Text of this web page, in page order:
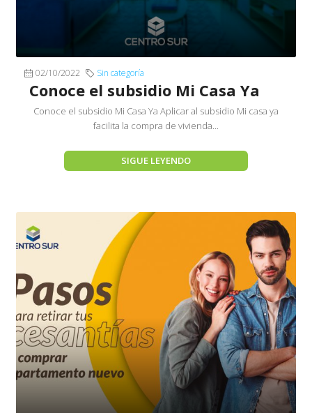
02/10/2022 Sin categoría
Conoce el subsidio Mi Casa Ya
Conoce el subsidio Mi Casa Ya Aplicar al subsidio Mi casa ya
facilita la compra de vivienda...
SIGUE LEYENDO